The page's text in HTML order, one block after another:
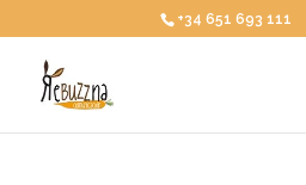
+34 651 693 111